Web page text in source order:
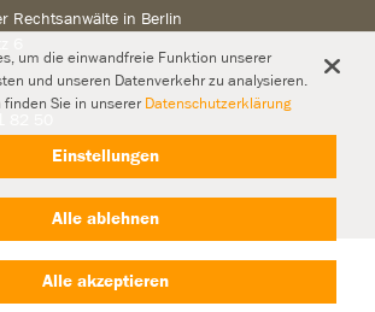
Rechtsanwälte in Berlin
um die einwandfreie Funktion unserer
und unseren Datenverkehr zu analysieren.
Sie in unserer Datenschutzerklärung
Einstellungen
Alle ablehnen
Alle akzeptieren